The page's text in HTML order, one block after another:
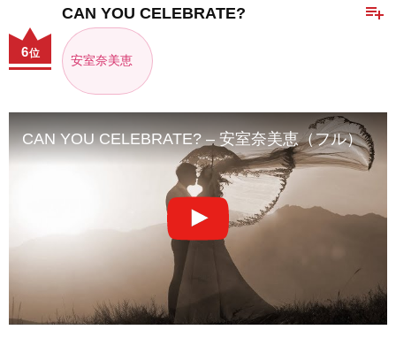
playlist_add
CAN YOU CELEBRATE?
安室奈美恵
6位
CAN YOU CELEBRATE? – 安室奈美恵（フル）